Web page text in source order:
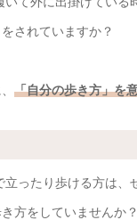
されていますか？
「自分の歩き方」を
ったり歩ける方は、
方をしていませんか？